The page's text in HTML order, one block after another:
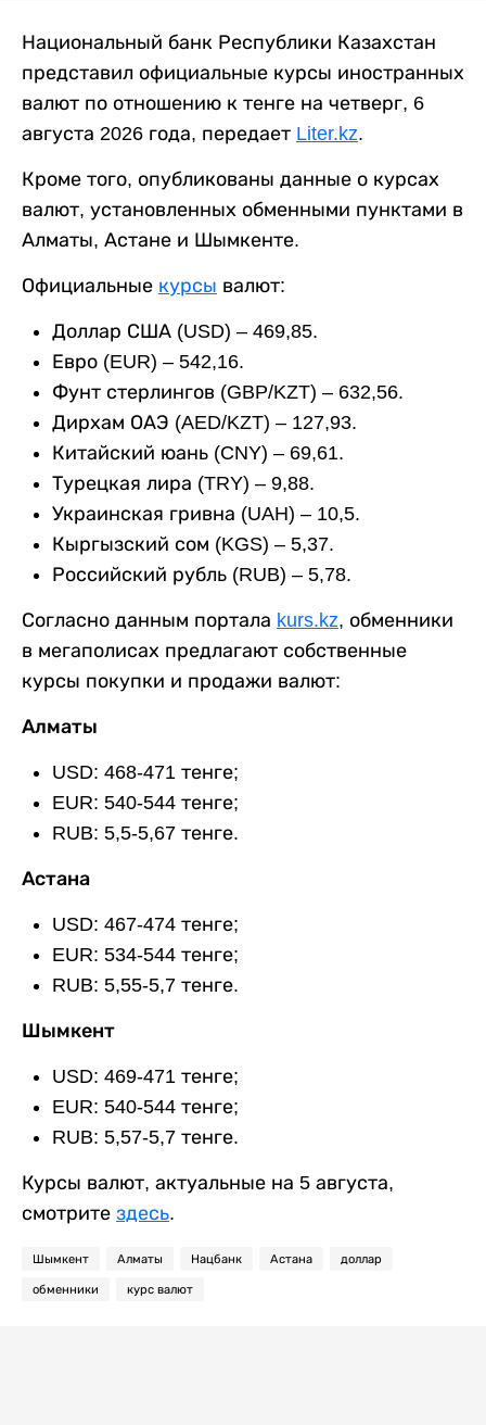
Национальный банк Республики Казахстан
представил официальные курсы иностранных
валют по отношению к тенге на четверг, 6
августа 2026 года, передает Liter.kz.
Кроме того, опубликованы данные о курсах
валют, установленных обменными пунктами в
Алматы, Астане и Шымкенте.
Официальные курсы валют:
Доллар США (USD) – 469,85.
Евро (EUR) – 542,16.
Фунт стерлингов (GBP/KZT) – 632,56.
Дирхам ОАЭ (AED/KZT) – 127,93.
Китайский юань (CNY) – 69,61.
Турецкая лира (TRY) – 9,88.
Украинская гривна (UAH) – 10,5.
Кыргызский сом (KGS) – 5,37.
Российский рубль (RUB) – 5,78.
Согласно данным портала kurs.kz, обменники
в мегаполисах предлагают собственные
курсы покупки и продажи валют:
Алматы
USD: 468-471 тенге;
EUR: 540-544 тенге;
RUB: 5,5-5,67 тенге.
Астана
USD: 467-474 тенге;
EUR: 534-544 тенге;
RUB: 5,55-5,7 тенге.
Шымкент
USD: 469-471 тенге;
EUR: 540-544 тенге;
RUB: 5,57-5,7 тенге.
Курсы валют, актуальные на 5 августа,
смотрите здесь.
Шымкент Алматы Нацбанк Астана доллар
обменники курс валют